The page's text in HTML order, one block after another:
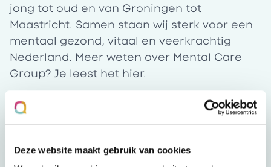
Deze website maakt gebruik van cookies
jong tot oud en van Groningen tot
Maastricht. Samen staan wij sterk voor een
mentaal gezond, vitaal en veerkrachtig
Nederland. Meer weten over Mental Care
Group? Je leest het hier.
Dit breng je mee